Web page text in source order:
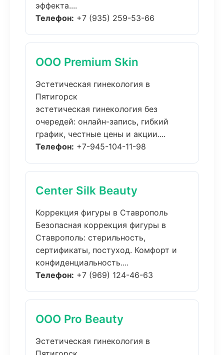
эффекта....
Телефон: +7 (935) 259-53-66
ООО Premium Skin
Эстетическая гинекология в
Пятигорск
эстетическая гинекология без
очередей: онлайн-запись, гибкий
график, честные цены и акции....
Телефон: +7-945-104-11-98
Center Silk Beauty
Коррекция фигуры в Ставрополь
Безопасная коррекция фигуры в
Ставрополь: стерильность,
сертификаты, постуход. Комфорт и
конфиденциальность....
Телефон: +7 (969) 124-46-63
ООО Pro Beauty
Эстетическая гинекология в